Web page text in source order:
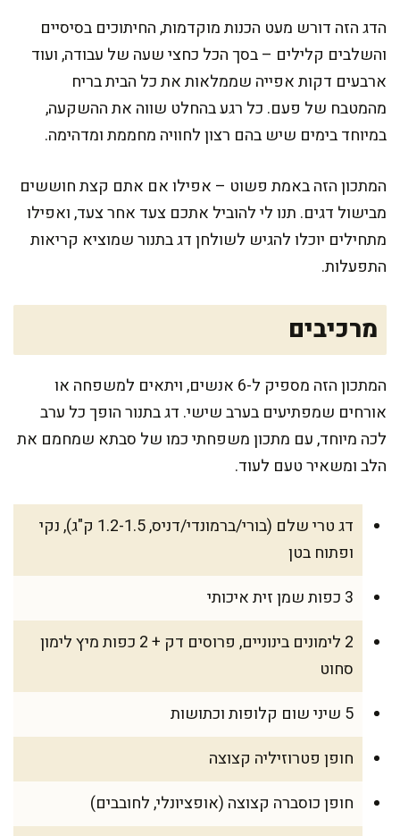
הדג הזה דורש מעט הכנות מוקדמות, החיתוכים בסיסיים
והשלבים קלילים – בסך הכל כחצי שעה של עבודה, ועוד
ארבעים דקות אפייה שממלאות את כל הבית בריח
מהמטבח של פעם. כל רגע בהחלט שווה את ההשקעה,
במיוחד בימים שיש בהם רצון לחוויה מחממת ומדהימה.
המתכון הזה באמת פשוט – אפילו אם אתם קצת חוששים
מבישול דגים. תנו לי להוביל אתכם צעד אחר צעד, ואפילו
מתחילים יוכלו להגיש לשולחן דג בתנור שמוציא קריאות
התפעלות.
מרכיבים
המתכון הזה מספיק ל-6 אנשים, ויתאים למשפחה או
אורחים שמפתיעים בערב שישי. דג בתנור הופך כל ערב
לכה מיוחד, עם מתכון משפחתי כמו של סבתא שמחמם את
הלב ומשאיר טעם לעוד.
דג טרי שלם (בורי/ברמונדי/דניס, 1.2-1.5 ק"ג), נקי
ופתוח בטן
3 כפות שמן זית איכותי
2 לימונים בינוניים, פרוסים דק + 2 כפות מיץ לימון
סחוט
5 שיני שום קלופות וכתושות
חופן פטרוזיליה קצוצה
חופן כוסברה קצוצה (אופציונלי, לחובבים)